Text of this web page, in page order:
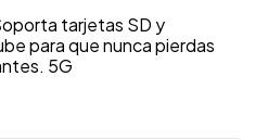
tarjetas SD y
para que nunca pierdas
5G